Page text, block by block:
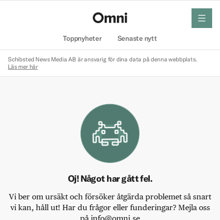
Toppnyheter Senaste nytt
meny
Schibsted News Media AB är ansvarig för dina data på denna webbplats.
Läs mer här
Oj! Något har gått fel.
Vi ber om ursäkt och försöker åtgärda problemet så snart
vi kan, håll ut! Har du frågor eller funderingar? Mejla oss